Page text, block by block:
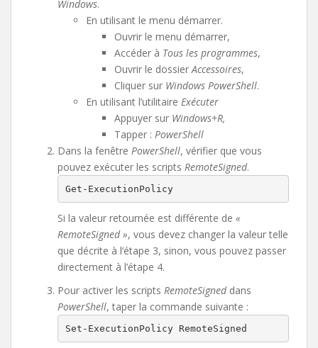
Windows.
En utilisant le menu démarrer.
Ouvrir le menu démarrer,
Accéder à Tous les programmes,
Ouvrir le dossierAccessoires,
Cliquer sur Windows PowerShell.
En utilisant l’utilitaire Exécuter
Appuyer sur Windows+R,
Tapper : PowerShell
Dans la fenêtre PowerShell, vérifier que vous
pouvez exécuter les scripts RemoteSigned.
Get-ExecutionPolicy
Si la valeur retournée est différente de «
RemoteSigned », vous devez changer la valeur telle
que décrite à l’étape 3, sinon, vous pouvez passer
directement à l’étape 4.
Pour activer les scripts RemoteSigneddans
PowerShell, taper la commande suivante :
Set-ExecutionPolicy RemoteSigned